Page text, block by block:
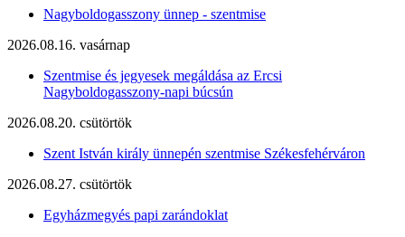
Nagyboldogasszony ünnep - szentmise
2026.08.16. vasárnap
Szentmise és jegyesek megáldása az Ercsi
Nagyboldogasszony-napi búcsún
2026.08.20. csütörtök
Szent István király ünnepén szentmise Székesfehérváron
2026.08.27. csütörtök
Egyházmegyés papi zarándoklat